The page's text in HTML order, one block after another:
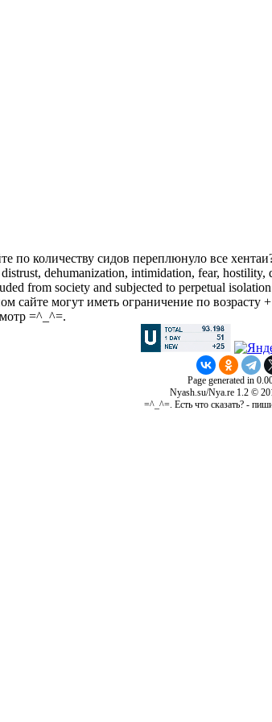
по количеству сидов переплюнуло все
dehumanization, intimidation, fear, hostility,
from society and subjected to perpetual
сайте могут иметь ограничение по возрасту
=^_^=.
Page generated in
Nyash.su/Nya.re 1.2 ©
=^_^=. Есть что сказать? -